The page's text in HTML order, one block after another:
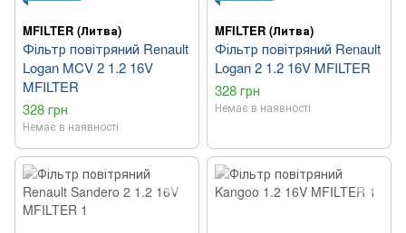
MFILTER (Литва)
Фільтр повітряний Renault
Logan MCV 2 1.2 16V
MFILTER
328 грн
Немає в наявності
MFILTER (Литва)
Фільтр повітряний Renault
Logan 2 1.2 16V MFILTER
328 грн
Немає в наявності